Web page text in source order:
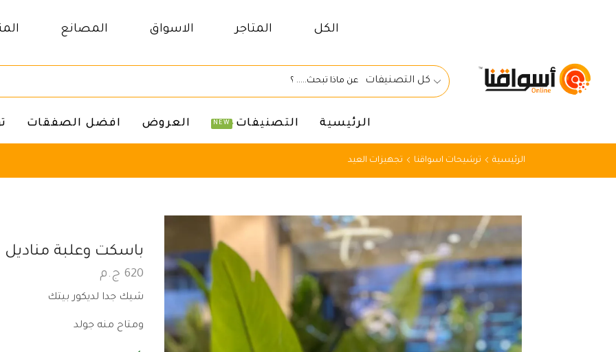
الكل المتاجر الاسواق المصانع
كل التصنيفات
الرئيسية التصنيفات NEW العروض افضل الصفقات
الرئيسية ترشيحات اسواقنا تجهيزات العيد
‏باسكت وعلبة مناديل
620 ج.م
شيك جدا لديكور بيتك
ومتاح منه جولد